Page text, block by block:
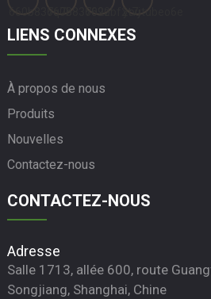
LIENS CONNEXES
À propos de nous
Produits
Nouvelles
Contactez-nous
CONTACTEZ-NOUS
Adresse
Salle 1713, allée 600, route
Songjiang, Shanghai, Chine